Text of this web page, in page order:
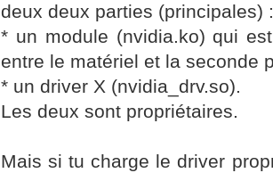
deux deux parties (principales) :
* un module (nvidia.ko) qui
entre le matériel et la seconde
* un driver X (nvidia_drv.so).
Les deux sont propriétaires.
Mais si tu charge le driver